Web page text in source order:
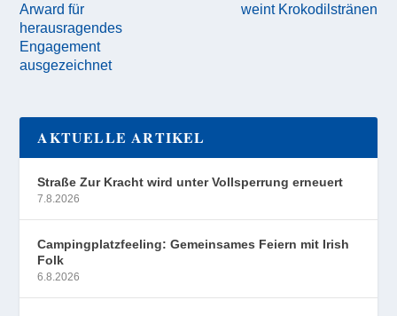
Arward für
herausragendes
Engagement
ausgezeichnet
weint Krokodilstränen
AKTUELLE ARTIKEL
Straße Zur Kracht wird unter Vollsperrung erneuert
7.8.2026
Campingplatzfeeling: Gemeinsames Feiern mit Irish
Folk
6.8.2026